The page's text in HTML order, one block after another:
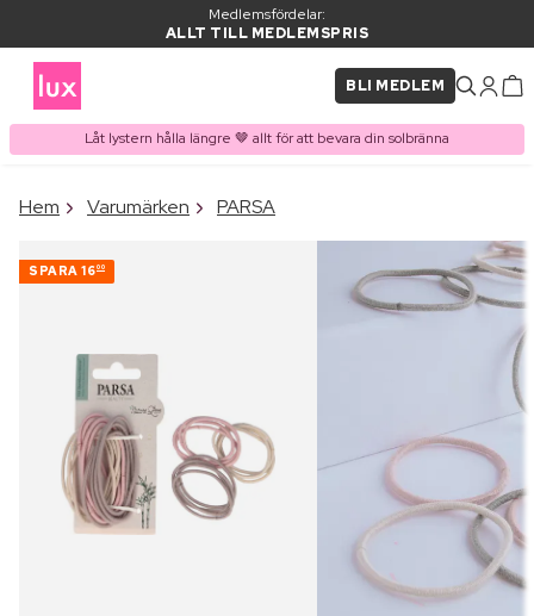
Medlemsfördelar:
ALLT TILL MEDLEMSPRIS
BLI MEDLEM
Låt lystern hålla längre 🤎 allt för att bevara din solbränna
PRODUKT I VARUKORGEN
Hem Varumärken PARSA
SPARA 1600